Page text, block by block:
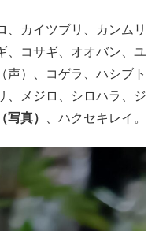
、カイツブリ、カンムリ
、コサギ、オオバン、ユ
声）、コゲラ、ハシブト
、メジロ、シロハラ、ジ
写真） 、ハクセキレイ。